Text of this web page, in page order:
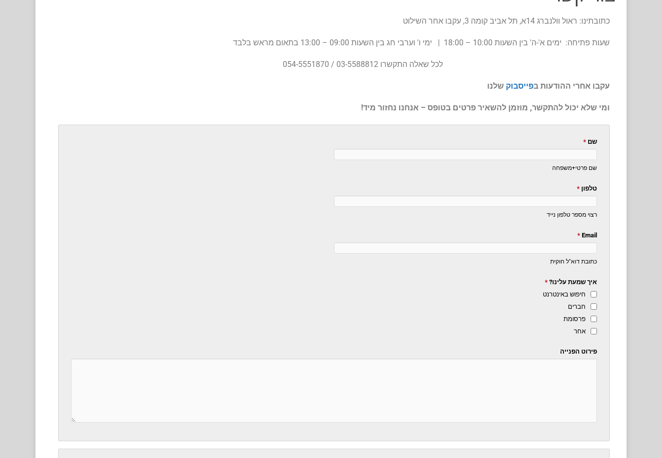
כתובתינו: ראול וולנברג 14א, תל אביב קומה 3, עקבו אחר השילוט
שעות פתיחה: ימים א'-ה' בין השעות 10:00 – 18:00 | ימי ו' וערבי חג בין השעות 09:00 – 13:00 בתאום מראש בלבד
לכל שאלה התקשרו 03-5588812 / 054-5551870
עקבו אחרי ההודעות בפייסבוק שלנו
ומי שלא יכול להתקשר, מוזמן להשאיר פרטים בטופס – אנחנו נחזור מיד!
שם *
שם פרטי+משפחה
טלפון *
רצוי מספר טלפון נייד
Email
*
כתובת דוא"ל חוקית
איך שמעת עלינו? *
חיפוש באינטרנט
חברים
פרסומת
אחר
פירוט הפנייה